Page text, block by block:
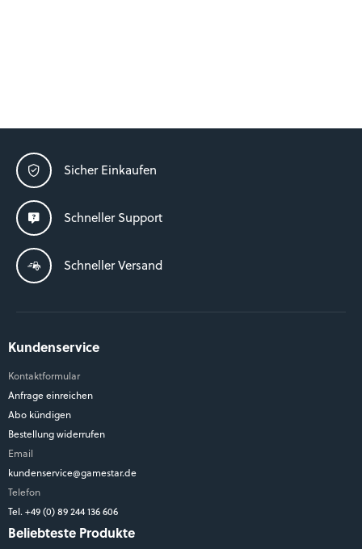
Sicher Einkaufen
Schneller Support
Schneller Versand
Kundenservice
Kontaktformular
Anfrage einreichen
Abo kündigen
Bestellung widerrufen
Email
kundenservice@gamestar.de
Telefon
Tel. +49 (0) 89 244 136 606
Beliebteste Produkte